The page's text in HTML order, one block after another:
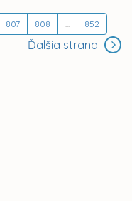
807 808 ... 852
Ďalšia strana